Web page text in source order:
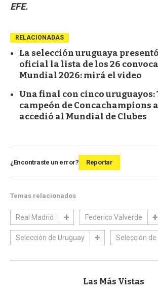
EFE.
RELACIONADAS
La selección uruguaya
oficial la lista de los 26
Mundial 2026: mirá el video
Una final con cinco uruguayos:
campeón de Concachampions
accedió al Mundial de Clubes
¿Encontraste un error? Reportar
Temas relacionados
Real Madrid Federico Valverde
Selección de Uruguay Selección de
Las Más Vistas